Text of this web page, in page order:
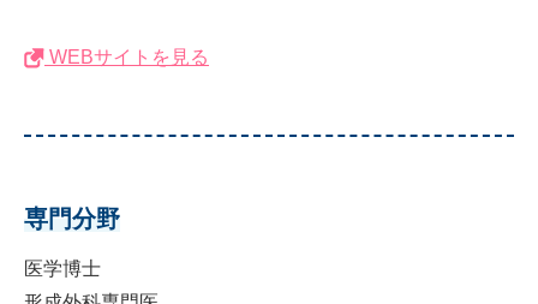
WEBサイトを見る
専門分野
医学博士